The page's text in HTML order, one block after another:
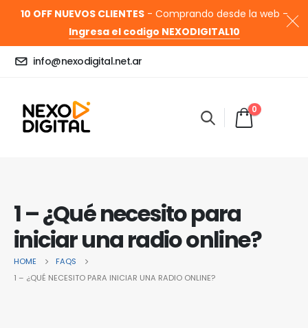
10 OFF NUEVOS CLIENTES- Comprando desde la web -
Ingresa el codigo NEXODIGITAL10
info@nexodigital.net.ar
0
1 – ¿Qué necesito para
iniciar una radio online?
HOME
FAQS
1 – ¿QUÉ NECESITO PARA INICIAR UNA RADIO ONLINE?